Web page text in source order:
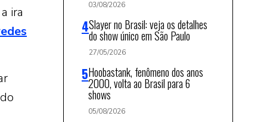
ira
03/08/2026
Slayer no Brasil: veja os detalhes
do show único em São Paulo
27/05/2026
Hoobastank, fenômeno dos anos
2000, volta ao Brasil para 6
shows
05/08/2026